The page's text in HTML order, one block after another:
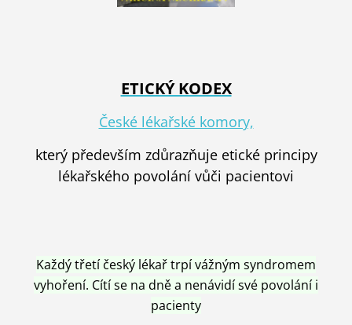
ETICKÝ KODEX
České lékařské komory,
který především zdůrazňuje etické principy
lékařského povolání vůči pacientovi
Každý třetí český lékař trpí vážným syndromem
vyhoření. Cítí se na dně a nenávidí své povolání i
pacienty